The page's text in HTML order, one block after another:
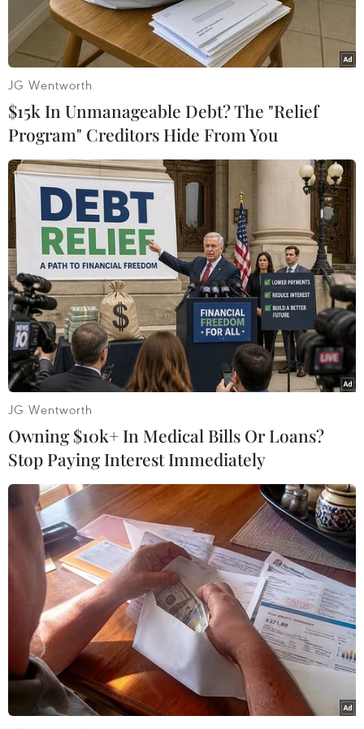
Người dân chọn mua hàng tại một siêu thị ở Moskva, Nga.
(Ảnh: AFP/TTXVN)
Theo phóng viên TTXVN tại Nga, trong cuộc gặp
với lãnh đạo các hãng thông tấn quốc tế hàng
đầu thế giới bên lề Diễn đàn Kinh tế Quốc tế
St.Petersburg ngày 4/6, Tổng thống Nga
Vladimir Putin khẳng định nền kinh tế nước
đang đi đúng hướng.
Người đứng đầu nước Nga tuyên bố những tin
đồn về các vấn đề lớn trong nền kinh tế Nga là
phóng đại quá mức, hiện nền kinh tế đang đạt
kết quả bất chấp cuộc tranh luận về lãi suất chủ
chốt.
Theo ông Putin, nợ quốc gia của Nga chỉ ở mức
15,6%, và dù lạm phát gia tăng là vấn đề chính,
nhưng Ngân hàng Trung ương nước này đang
thực hiện tất cả các biện pháp cần thiết để kiềm
chế lạm phát gia tăng và cải thiện các chỉ số
kinh tế vĩ mô, trong đó có biện pháp cố tình hạ
nhiệt để tránh siêu lạm phát.
JG Wentworth
$15k In Unmanageable Debt? The "Relief
Program" Creditors Hide From You
JG Wentworth
Owning $10k+ In Medical Bills Or Loans?
Stop Paying Interest Immediately